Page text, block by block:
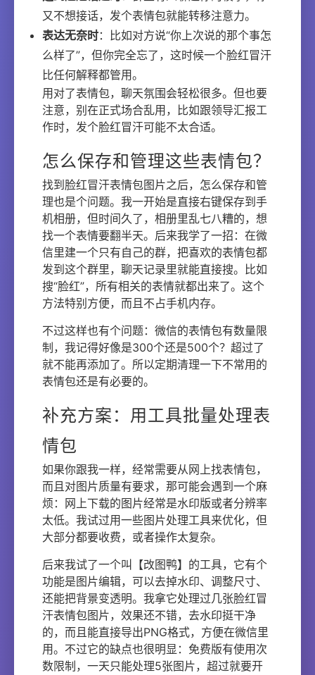
又不想接话，发个表情包就能转移注意力。
表达无奈时：比如对方说“你上次说的那个事怎
么样了”，但你完全忘了，这时候一个脸红冒汗
比任何解释都管用。
用对了表情包，聊天氛围会轻松很多。但也要
注意，别在正式场合乱用，比如跟领导汇报工
作时，发个脸红冒汗可能不太合适。
怎么保存和管理这些表情包？
找到脸红冒汗表情包图片之后，怎么保存和管
理也是个问题。我一开始是直接右键保存到手
机相册，但时间久了，相册里乱七八糟的，想
找一个表情要翻半天。后来我学了一招：在微
信里建一个只有自己的群，把喜欢的表情包都
发到这个群里，聊天记录里就能直接搜。比如
搜“脸红”，所有相关的表情就都出来了。这个
方法特别方便，而且不占手机内存。
不过这样也有个问题：微信的表情包有数量限
制，我记得好像是300个还是500个？超过了
就不能再添加了。所以定期清理一下不常用的
表情包还是有必要的。
补充方案：用工具批量处理表
情包
如果你跟我一样，经常需要从网上找表情包，
而且对图片质量有要求，那可能会遇到一个麻
烦：网上下载的图片经常是水印版或者分辨率
太低。我试过用一些图片处理工具来优化，但
大部分都要收费，或者操作太复杂。
后来我试了一个叫【改图鸭】的工具，它有个
功能是图片编辑，可以去掉水印、调整尺寸、
还能把背景变透明。我拿它处理过几张脸红冒
汗表情包图片，效果还不错，去水印挺干净
的，而且能直接导出PNG格式，方便在微信里
用。不过它的缺点也很明显：免费版有使用次
数限制，一天只能处理5张图片，超过就要开